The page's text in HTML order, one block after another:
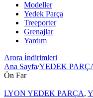
Modeller
Yedek Parça
Treeporter
Grenajlar
Yardım
Arora İndirimleri
Ana Sayfa/YEDEK
Ön Far
LYON YEDEK PARÇA,